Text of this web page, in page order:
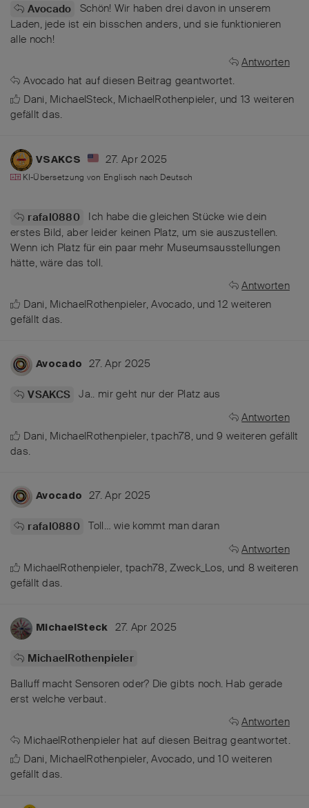
Avocado
Schön! Wir haben drei davon in unserem
Laden, jede ist ein bisschen anders, und sie funktionieren
alle noch!
Antworten
Avocado hat auf diesen Beitrag geantwortet.
Dani, MichaelSteck, MichaelRothenpieler, und 13 weiteren
gefällt das.
VSAKCS 27. Apr 2025
KI-Übersetzung von Englisch nach Deutsch
rafal0880
Ich habe die gleichen Stücke wie dein
erstes Bild, aber leider keinen Platz, um sie auszustellen.
Wenn ich Platz für ein paar mehr Museumsausstellungen
hätte, wäre das toll.
Antworten
Dani, MichaelRothenpieler,Avocado, und12 weiteren
gefällt das.
Avocado 27. Apr 2025
VSAKCS Ja.. mir geht nur der Platz aus
Antworten
Dani, MichaelRothenpieler,tpach78, und9 weiteren gefällt
das.
Avocado 27. Apr 2025
rafal0880 Toll… wie kommt man daran
Antworten
MichaelRothenpieler, tpach78,Zweck_Los, und 8 weiteren
gefällt das.
MichaelSteck 27. Apr 2025
MichaelRothenpieler
Balluff macht Sensoren oder? Die gibts noch. Hab gerade
erst welche verbaut.
Antworten
MichaelRothenpieler hat auf diesen Beitrag geantwortet.
Dani, MichaelRothenpieler,Avocado, und10 weiteren
gefällt das.